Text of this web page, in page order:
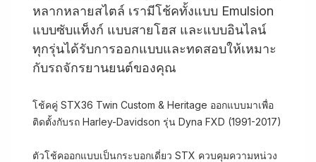
หลากหลายสไตล์ เรามีโช้คทั้งแบบ Emulsion
แบบซับแท็งก์ แบบสายโฮส และแบบอินไลน์
ทุกรุ่นได้รับการออกแบบและทดสอบให้เหมาะ
กับรถจักรยานยนต์ของคุณ
โช้คคู่ STX36 Twin Custom & Heritage ออกแบบมาเพื่อ
ติดตั้งกับรถ Harley-Davidson รุ่น Dyna FXD (1991-2017)
ตัวโช้คออกแบบเป็นกระบอกเดี่ยว STX ควบคุมความหน่วง